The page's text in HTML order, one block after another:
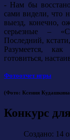
- Нам бы
сами видели, что
выезд, конечно,
серьезные –
Последний,
Разумеется,
готовиться,
Фотоотчет игры
(Фото: Ксения
Конкурс
Создано: 14